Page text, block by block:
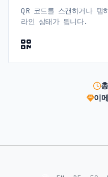
QR 코드를 스캔하거나
라인 상태가 됩니다.
이